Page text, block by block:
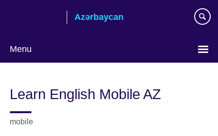
Azərbaycan
Menu
language
Learn English Mobile AZ
mobile